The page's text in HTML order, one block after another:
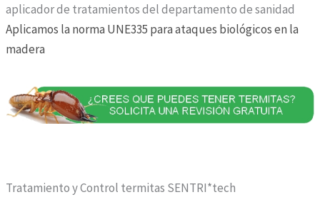
aplicador de tratamientos del departamento de sanidad
Aplicamos la norma UNE335 para ataques biológicos en la
madera
Tratamiento y Control termitas SENTRI*tech